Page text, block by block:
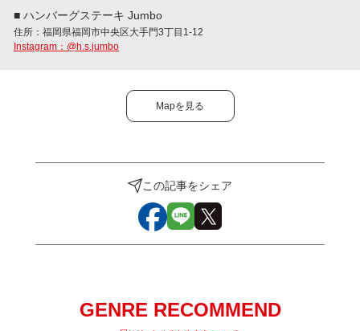
■ ハンバーグステーキ Jumbo
住所：福岡県福岡市中央区大手門3丁目1-12
Instagram：@h.s.jumbo
Mapを見る
この記事をシェア
GENRE RECOMMEND